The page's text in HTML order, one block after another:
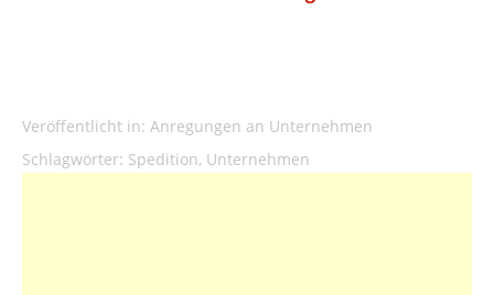
Veröffentlicht in: Anregungen an Unternehmen
Schlagwörter: Spedition, Unternehmen